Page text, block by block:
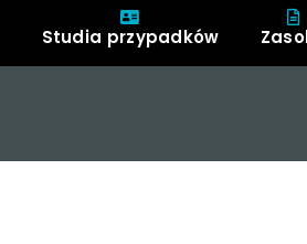
Studia przypadków